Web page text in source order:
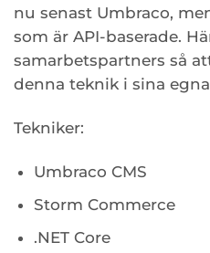
nu senast Umbraco,
som är API-baserade.
samarbetspartners så
denna teknik i sina
Tekniker:
Umbraco CMS
Storm Commerce
.NET Core